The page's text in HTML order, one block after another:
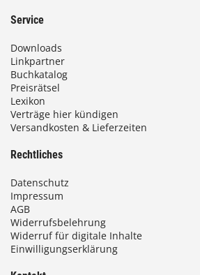
Service
Downloads
Linkpartner
Buchkatalog
Preisrätsel
Lexikon
Verträge hier kündigen
Versandkosten & Lieferzeiten
Rechtliches
Datenschutz
Impressum
AGB
Widerrufsbelehrung
Widerruf für digitale Inhalte
Einwilligungserklärung